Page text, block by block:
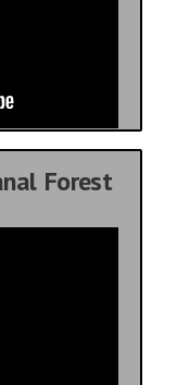
Forest